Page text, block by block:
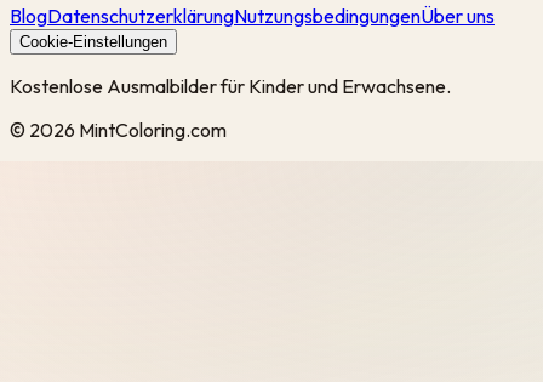
BlogDatenschutzerklärungNutzungsbedingungenÜber uns
Cookie-Einstellungen
Kostenlose Ausmalbilder für Kinder und Erwachsene.
© 2026 MintColoring.com